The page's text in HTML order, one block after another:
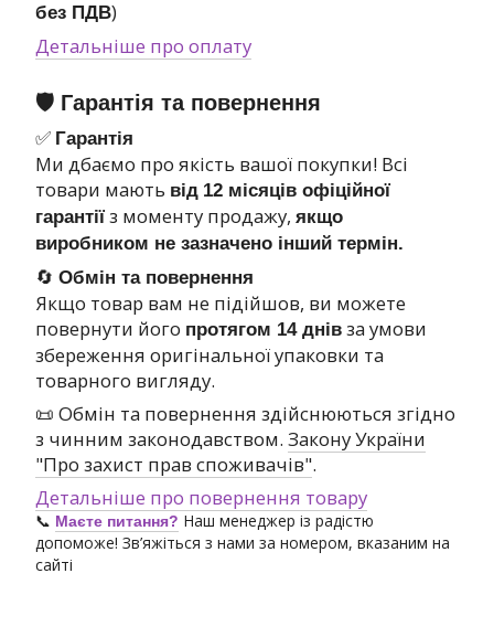
без ПДВ)
Детальніше про оплату
🛡 Гарантія та повернення
✅ Гарантія
Ми дбаємо про якість вашої покупки! Всі
товари мають від 12 місяців офіційної
гарантії з моменту продажу, якщо
виробником не зазначено інший термін.
🔄 Обмін та повернення
Якщо товар вам не підійшов, ви можете
повернути його протягом 14 днів за умови
збереження оригінальної упаковки та
товарного вигляду.
📜 Обмін та повернення здійснюються згідно
з чинним законодавством. Закону України
"Про захист прав споживачів".
Детальніше про повернення товару
📞 Маєте питання? Наш менеджер із радістю
допоможе! Зв’яжіться з нами за номером, вказаним на
сайті